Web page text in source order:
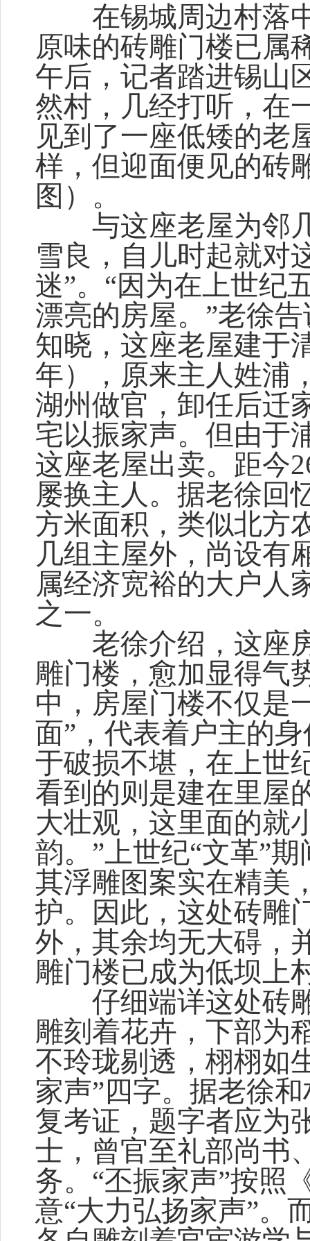
在锡城周边村落中
原味的砖雕门楼已属
午后，记者踏进锡山
然村，几经打听，在
见到了一座低矮的老
样，但迎面便见的砖
图）。
与这座老屋为邻几
雪良，自儿时起就对
迷”。“因为在上世纪
漂亮的房屋。”老徐
知晓，这座老屋建于
年），原来主人姓浦
湖州做官，卸任后迁
宅以振家声。但由于
这座老屋出卖。距今
屡换主人。据老徐回
方米面积，类似北方
几组主屋外，尚设有
属经济宽裕的大户人
之一。
老徐介绍，这座房
雕门楼，愈加显得气
中，房屋门楼不仅是
面”，代表着户主的
于破损不堪，在上世
看到的则是建在里屋
大壮观，这里面的就
韵。”上世纪“文革”
其浮雕图案实在精美
护。因此，这处砖雕
外，其余均无大碍，
雕门楼已成为低坝上
仔细端详这处砖雕
雕刻着花卉，下部为
不玲珑剔透，栩栩如
家声”四字。据老徐
复考证，题字者应为
士，曾官至礼部尚书
务。“丕振家声”按照
意“大力弘扬家声”。